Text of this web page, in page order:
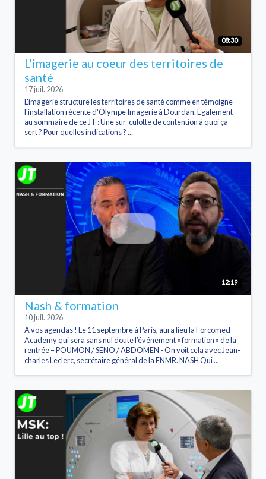
08:30
L'imagerie au coeur des territoires de
santé
17 juil. 2026
L'imagerie structure les territoires de santé comme en témoigne
l'installation récente d'Olympe Imagerie à Dourdan. Également
au sommaire de ce JT : Une sur-culotte de contention à quoi ça
sert ? Pour quelles indications ? ...
12:19
Nash & formation
10 juil. 2026
A vos agendas ! Le 11 septembre à Paris, aura lieu la Forcomed
Academy qui sera sans nul doute l’événement « formation » de la
rentrée – POUMON / SENO / ABDOMEN - On voit cela avec Jean-
charles Leclerc, secrétaire général de la FNMR. NASH Qui ...